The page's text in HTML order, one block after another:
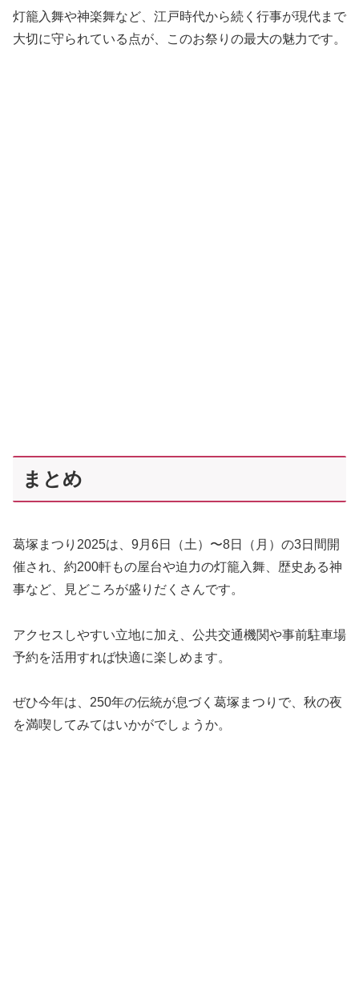
灯籠入舞や神楽舞など、江戸時代から続く行事が現代まで
大切に守られている点が、このお祭りの最大の魅力です。
まとめ
葛塚まつり2025は、9月6日（土）〜8日（月）の3日間開
催され、約200軒もの屋台や迫力の灯籠入舞、歴史ある神
事など、見どころが盛りだくさんです。
アクセスしやすい立地に加え、公共交通機関や事前駐車場
予約を活用すれば快適に楽しめます。
ぜひ今年は、250年の伝統が息づく葛塚まつりで、秋の夜
を満喫してみてはいかがでしょうか。